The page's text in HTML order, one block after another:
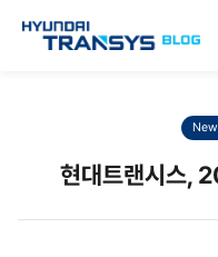
현대트랜시스,